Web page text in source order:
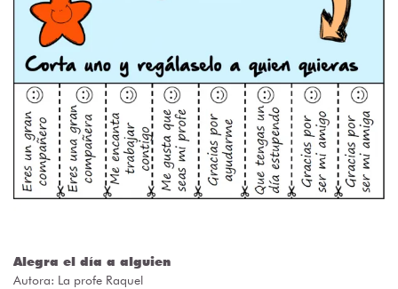
Alegra el día a alguien
Autora: La profe Raquel